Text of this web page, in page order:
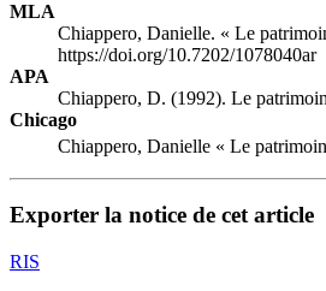
MLA
Chiappero, Danielle. « Le
https://doi.org/10.7202/1078040ar
APA
Chiappero, D. (1992). Le
Chicago
Chiappero, Danielle « Le
Exporter la notice de cet article
RIS